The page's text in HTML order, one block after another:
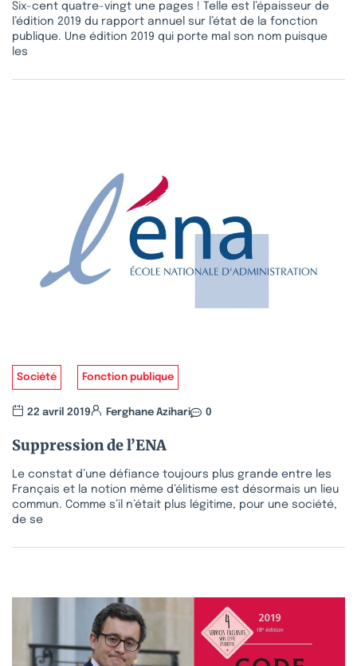
Six-cent quatre-vingt une pages ! Telle est l’épaisseur de
l’édition 2019 du rapport annuel sur l’état de la fonction
publique. Une édition 2019 qui porte mal son nom puisque
les
Société Fonction publique
22 avril 2019 Ferghane Azihari 0
Suppression de l’ENA
Le constat d’une défiance toujours plus grande entre les
Français et la notion même d’élitisme est désormais un lieu
commun. Comme s’il n’était plus légitime, pour une société,
de se